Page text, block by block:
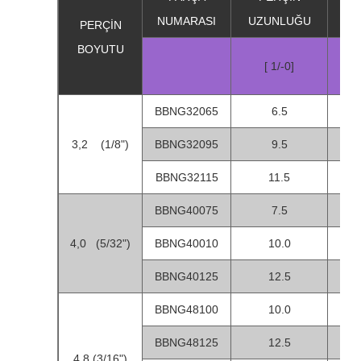
PERÇİN
BOYUTU
NUMARASI
UZUNLUĞU
[ 1/-0]
3,2 (1/8")
BBNG32065 6.5
BBNG32095 9.5
BBNG32115 11.5
4,0 (5/32")
BBNG40075 7.5
BBNG40010 10.0
BBNG40125 12.5
BBNG48100 10.0
BBNG48125 12.5